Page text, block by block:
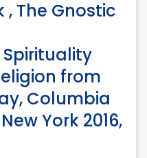
, The Gnostic
from
Columbia
York 2016,